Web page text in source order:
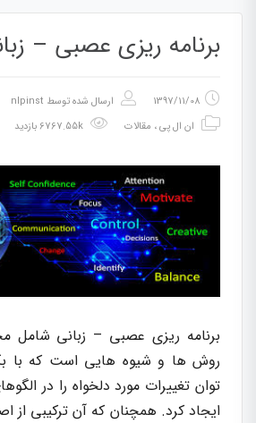
برنامه ریزی عصبی –
1397/11/08 ارسال شده توسط nlpinst
ان ال پی، مقالات
برنامه ریزی عصبی – زبانی شامل
روش ها و شیوه هایی است که با
توان تغییرات مورد دلخواه را در
ایجاد کرد. همچنان که آن ترکیبی از